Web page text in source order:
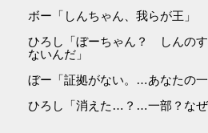
ボー「しんちゃん、我らが王」
ひろし「ぼーちゃん？ しんの
ないんだ」
ぼー「証拠がない。…あなたの
ひろし「消えた…？…一部？なぜ